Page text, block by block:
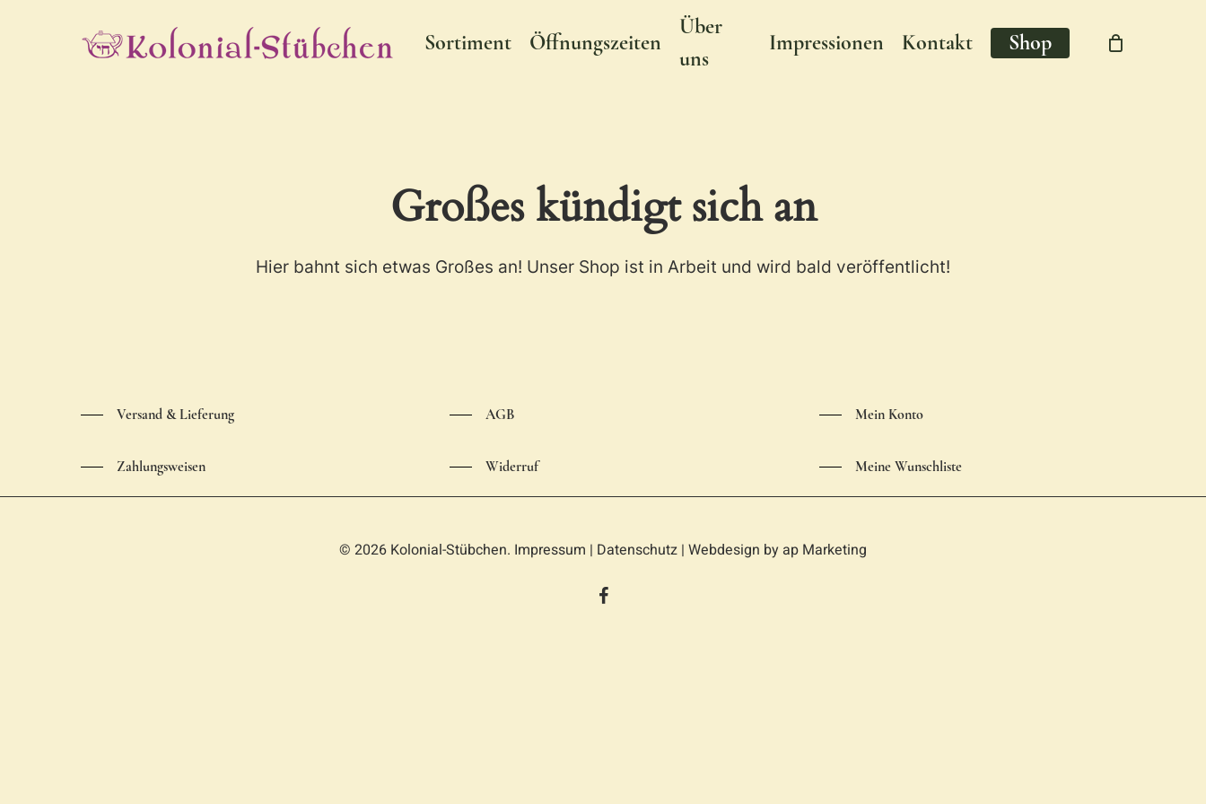
Sortiment Öffnungszeiten
Über
uns
Impressionen Kontakt Shop
Großes kündigt sich an
Hier bahnt sich etwas Großes an! Unser Shop ist in Arbeit und wird bald veröffentlicht!
Versand & Lieferung
Zahlungsweisen
AGB
Widerruf
Mein Konto
Meine Wunschliste
© 2026 Kolonial-Stübchen. Impressum | Datenschutz| Webdesign by ap Marketing
facebook